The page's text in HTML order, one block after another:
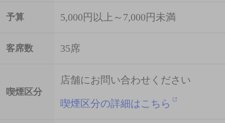
予算 5,000円以上～7,000円未満
客席数 35席
喫煙区分
店舗にお問い合わせください
喫煙区分の詳細はこちら